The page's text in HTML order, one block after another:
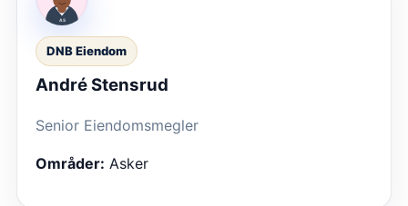
DNB Eiendom
André Stensrud
Senior Eiendomsmegler
Områder: Asker